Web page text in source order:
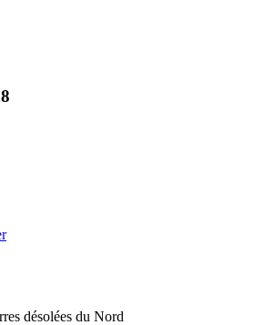
désolées du Nord